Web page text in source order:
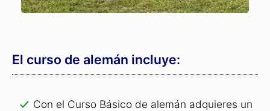
El curso de alemán incluye:
Con el Curso Básico de alemán adquieres un